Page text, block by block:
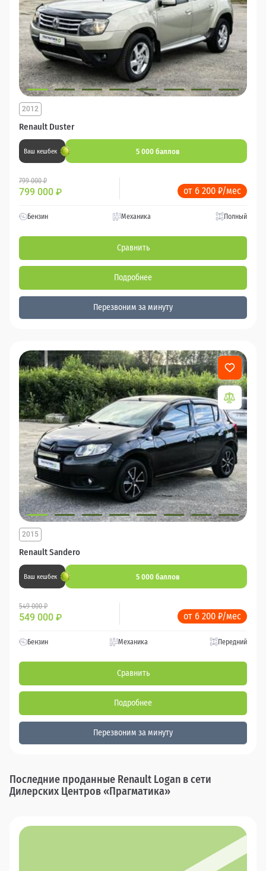
Renault Duster
2012
Ваш кешбек 5 000 баллов
799 000 ₽
799 000 ₽ от 6 200 ₽/мес
Бензин Механика Полный
Сравнить
Подробнее
Перезвоним за минуту
Renault Sandero
2015
Ваш кешбек 5 000 баллов
549 000 ₽
549 000 ₽ от 6 200 ₽/мес
Бензин Механика Передний
Сравнить
Подробнее
Перезвоним за минуту
Последние проданные Renault Logan в сети
Дилерских Центров «Прагматика»